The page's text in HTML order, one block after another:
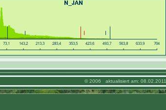
© 2006 aktualisiert am: 08.02.2011